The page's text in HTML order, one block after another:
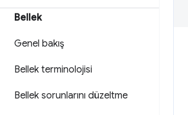
Bellek
Genel bakış
Bellek terminolojisi
Bellek sorunlarını düzeltme